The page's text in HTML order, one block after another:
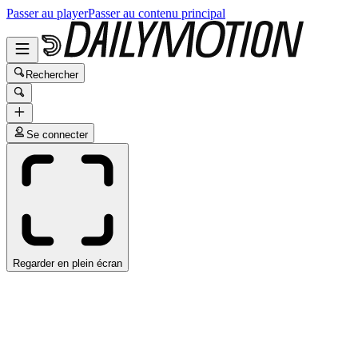
Passer au playerPasser au contenu principal
Rechercher
Se connecter
Regarder en plein écran